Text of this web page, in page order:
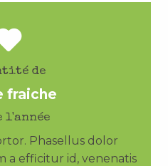
de
fraiche
l'année
Phasellus dolor
a efficitur id, venenatis